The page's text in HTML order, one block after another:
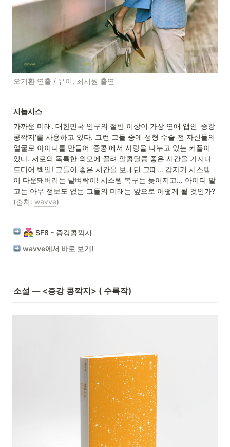
오기환 연출 / 유이, 최시원 출연
시놉시스
가까운 미래. 대한민국 인구의 절반 이상이 가상 연애 앱인 '증강
콩깍지'를 사용하고 있다. 그런 그들 중에 성형 수술 전 자신들의
얼굴로 아이디를 만들어 '증콩'에서 사랑을 나누고 있는 커플이
있다. 서로의 독특한 외모에 끌려 알콩달콩 좋은 시간을 가지다
드디어 백일! 그들이 좋은 시간을 보내던 그때... 갑자기 시스템
이 다운돼버리는 날벼락이! 시스템 복구는 늦어지고... 아이디 말
(출처: wavve)
👩‍❤️‍👨 SF8 - 증강콩깍지
wavve에서 바로 보기!
소설 — <증강 콩깍지> ( 수록작)